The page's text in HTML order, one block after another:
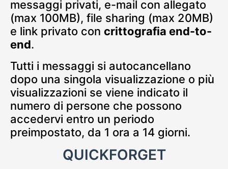
messaggi privati, e-mail con allegato
(max 100MB), file sharing (max 20MB)
e link privato con crittografia end-to-
end.
Tutti i messaggi si autocancellano
dopo una singola visualizzazione o più
visualizzazioni se viene indicato il
numero di persone che possono
accedervi entro un periodo
preimpostato, da 1 ora a 14 giorni.
QUICKFORGET